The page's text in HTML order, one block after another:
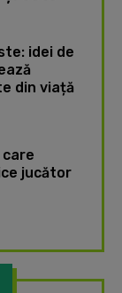
idei de
din viață
care
jucător